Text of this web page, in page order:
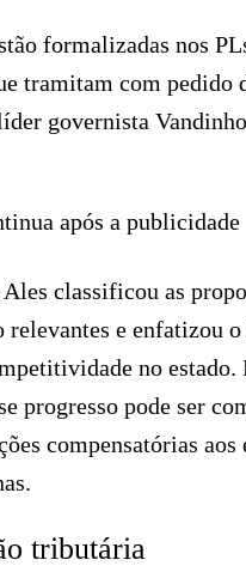
formalizadas nos
tramitam com pedido
governista
após a publicidade
classificou as
relevantes e enfatizou
no estado.
progresso pode ser
compensatórias aos
tributária